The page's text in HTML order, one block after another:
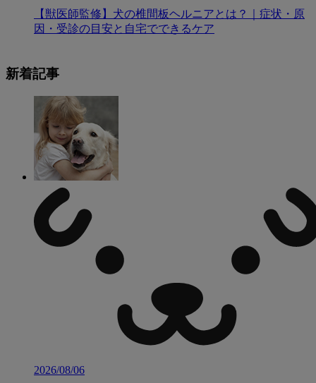
【獣医師監修】犬の椎間板ヘルニアとは？｜症状・原
因・受診の目安と自宅でできるケア
新着記事
2026/08/06